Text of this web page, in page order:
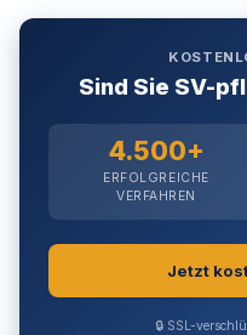
Sind Sie SV-
4.500+
ERFOLGREICHE
VERFAHREN
Jetzt
🔒 SSL-